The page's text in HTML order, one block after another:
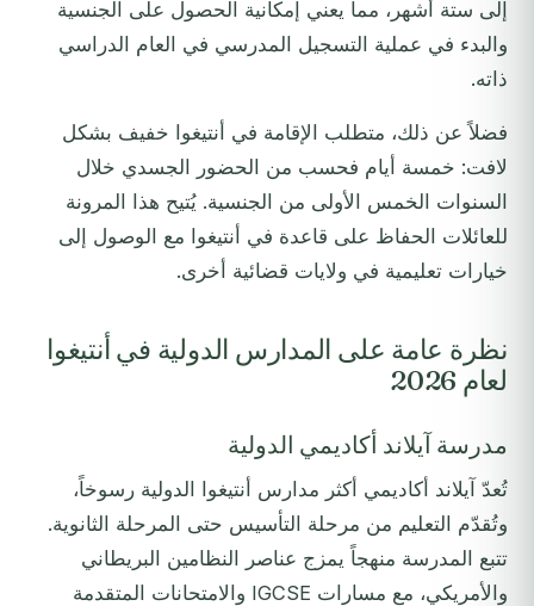
إلى ستة أشهر، مما يعني إمكانية الحصول على الجنسية
والبدء في عملية التسجيل المدرسي في العام الدراسي
ذاته.
فضلاً عن ذلك، متطلب الإقامة في أنتيغوا خفيف بشكل
لافت: خمسة أيام فحسب من الحضور الجسدي خلال
السنوات الخمس الأولى من الجنسية. يُتيح هذا المرونة
للعائلات الحفاظ على قاعدة في أنتيغوا مع الوصول إلى
خيارات تعليمية في ولايات قضائية أخرى.
نظرة عامة على المدارس الدولية في أنتيغوا
لعام 2026
مدرسة آيلاند أكاديمي الدولية
تُعدّ آيلاند أكاديمي أكثر مدارس أنتيغوا الدولية رسوخاً،
وتُقدّم التعليم من مرحلة التأسيس حتى المرحلة الثانوية.
تتبع المدرسة منهجاً يمزج عناصر النظامين البريطاني
والأمريكي، مع مسارات IGCSE والامتحانات المتقدمة